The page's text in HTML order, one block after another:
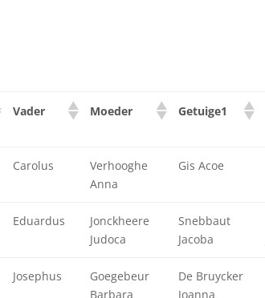
Vader Moeder Getuige1
Carolus
Verhooghe
Anna
Gis Acoe
Eduardus
Jonckheere
Judoca
Snebbaut
Jacoba
Josephus
Goegebeur
Barbara
De Bruycker
Joanna